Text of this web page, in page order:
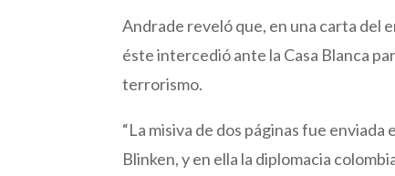
Andrade reveló que, en una carta del
éste intercedió ante la Casa Blanca
terrorismo.
“La misiva de dos páginas fue
Blinken, y en ella la diplomacia